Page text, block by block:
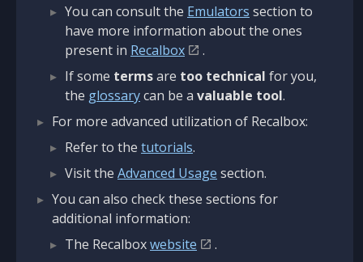
You can consult the Emulators section to
have more information about the ones
present in Recalbox
.
If some termsare too technical for you,
the glossarycan be a valuable tool.
For more advanced utilization of Recalbox:
Refer to the tutorials.
Visit the Advanced Usage section.
You can also check these sections for
additional information:
The Recalboxwebsite
.